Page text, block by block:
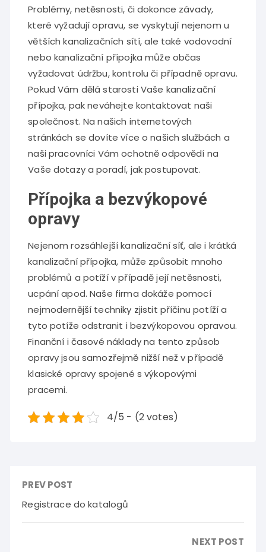
Problémy, netěsnosti, či dokonce závady,
které vyžadují opravu, se vyskytují nejenom u
větších kanalizačních sítí, ale také vodovodní
nebo kanalizační přípojka může občas
vyžadovat údržbu, kontrolu či případně opravu.
Pokud Vám dělá starosti Vaše kanalizační
přípojka, pak neváhejte kontaktovat naši
společnost. Na našich internetových
stránkách se dovíte více o našich službách a
naši pracovníci Vám ochotně odpovědí na
Vaše dotazy a poradí, jak postupovat.
Přípojka a bezvýkopové
opravy
Nejenom rozsáhlejší kanalizační síť, ale i krátká
kanalizačnípřípojka, může způsobit mnoho
problémů a potíží v případě její netěsnosti,
ucpání apod. Naše firma dokáže pomocí
nejmodernější techniky zjistit příčinu potíží a
tyto potíže odstranit i bezvýkopovou opravou.
Finanční i časové náklady na tento způsob
opravy jsou samozřejmě nižší než v případě
klasické opravy spojené s výkopovými
pracemi.
4/5 - (2 votes)
PREV POST
Registrace do katalogů
NEXT POST